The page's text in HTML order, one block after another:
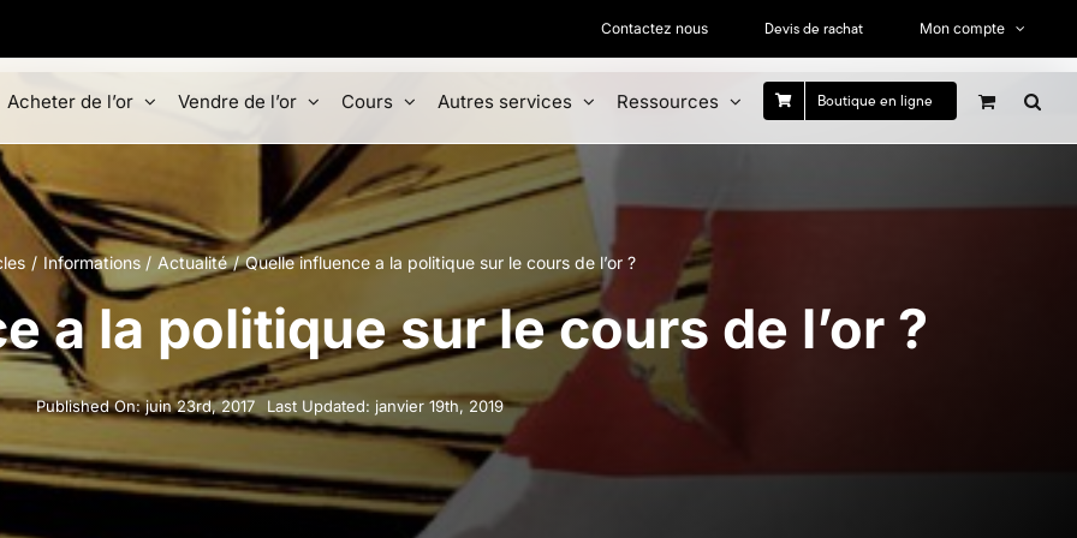
Contactez nous Devis de rachat Mon compte
Acheter de l’or Vendre de l’or Cours Autres services Ressources Boutique en ligne
Informations Actualité Quelle influence a la politique sur le cours de l’or ?
a la politique sur le cours de l’or ?
Published On: juin 23rd, 2017 Last Updated: janvier 19th, 2019